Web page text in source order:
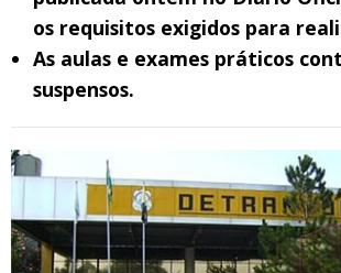
os requisitos exigidos para
As aulas e exames práticos
suspensos.